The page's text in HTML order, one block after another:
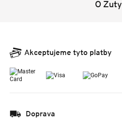
O Zuty
Akceptujeme tyto platby
Doprava